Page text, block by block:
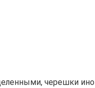
черешки